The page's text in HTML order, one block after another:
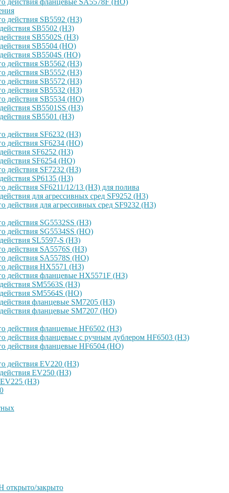
действия фланцевые SA5578F (НО)
действия SB5592 (НЗ)
SB5502 (НЗ)
SB5502S (НЗ)
SB5504 (НО)
SB5504S (НО)
действия SB5562 (НЗ)
действия SB5552 (НЗ)
действия SB5572 (НЗ)
действия SB5532 (НЗ)
действия SB5534 (НО)
SB5501SS (НЗ)
SB5501 (НЗ)
действия SF6232 (НЗ)
действия SF6234 (НО)
SF6252 (НЗ)
SF6254 (НО)
действия SF7232 (НЗ)
SP6135 (НЗ)
действия SF6211/12/13 (НЗ) для полива
для агрессивных сред SF9252 (H3)
действия для агрессивных сред SF9232 (H3)
действия SG5532SS (НЗ)
действия SG5534SS (НО)
SL5597-S (НЗ)
действия SA5576S (НЗ)
действия SA5578S (НО)
действия HX5571 (НЗ)
действия фланцевые HX5571F (НЗ)
SM5563S (НЗ)
SM5564S (НО)
фланцевые SM7205 (НЗ)
фланцевые SM7207 (НО)
действия фланцевые HF6502 (НЗ)
действия фланцевые с ручным дублером HF6503 (Н3)
действия фланцевые HF6504 (НО)
действия EV220 (НЗ)
EV250 (НЗ)
EV225 (НЗ)
открыто/закрыто